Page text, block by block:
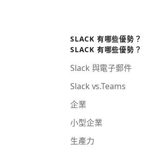
SLACK 有哪些優勢？
SLACK 有哪些優勢？
Slack 與電子郵件
Slack vs.Teams
企業
小型企業
生產力